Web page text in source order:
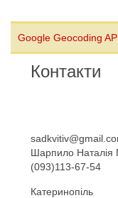
Google Geocoding
Контакти
Шарпило Наталія
(093)113-67-54
Катеринопіль